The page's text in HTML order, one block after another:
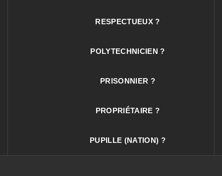
RESPECTUEUX ?
POLYTECHNICIEN ?
PRISONNIER ?
PROPRIÉTAIRE ?
PUPILLE (NATION) ?